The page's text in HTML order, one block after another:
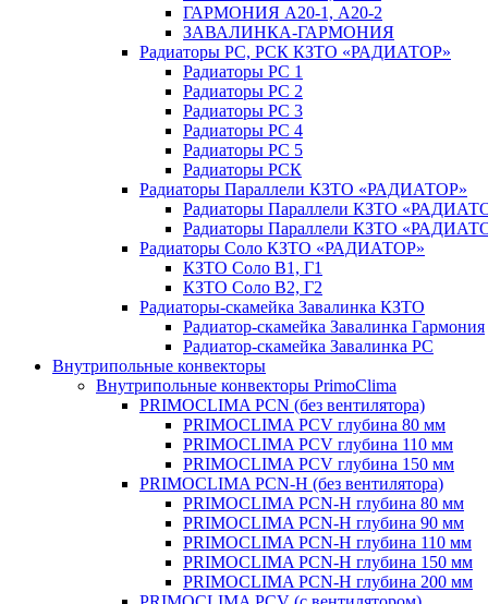
ГАРМОНИЯ А20-1, А20-2
ЗАВАЛИНКА-ГАРМОНИЯ
Радиаторы РС, РСК КЗТО «РАДИАТОР»
Радиаторы РС 1
Радиаторы РС 2
Радиаторы РС 3
Радиаторы РС 4
Радиаторы РС 5
Радиаторы РСК
Радиаторы Параллели КЗТО «РАДИАТОР»
Радиаторы Параллели КЗТО
Радиаторы Параллели КЗТО
Радиаторы Соло КЗТО «РАДИАТОР»
КЗТО Соло В1, Г1
КЗТО Соло В2, Г2
Радиаторы-скамейка Завалинка КЗТО
Радиатор-скамейка Завалинка Гармония
Радиатор-скамейка Завалинка РС
Внутрипольные конвекторы
Внутрипольные конвекторы PrimoClima
PRIMOCLIMA PCN (без вентилятора)
PRIMOCLIMA PCV глубина 80 мм
PRIMOCLIMA PCV глубина 110 мм
PRIMOCLIMA PCV глубина 150 мм
PRIMOCLIMA PCN-H (без вентилятора)
PRIMOCLIMA PCN-H глубина 80 мм
PRIMOCLIMA PCN-H глубина 90 мм
PRIMOCLIMA PCN-H глубина 110 мм
PRIMOCLIMA PCN-H глубина 150 мм
PRIMOCLIMA PCN-H глубина 200 мм